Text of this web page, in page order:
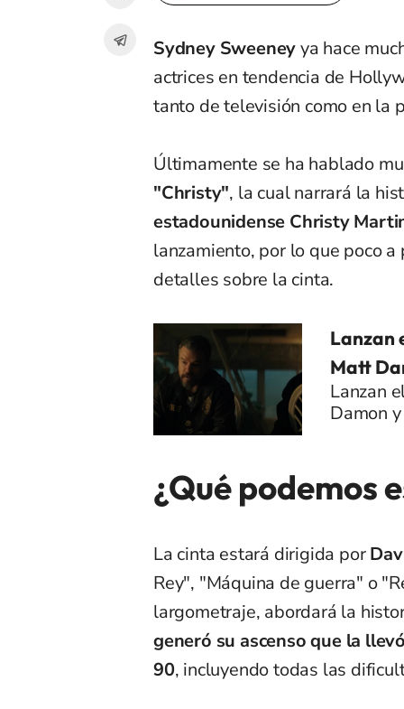
Sydney Sweeneyya hace
actrices en tendencia de
tanto de televisión como en la
Últimamente se ha hablado
"Christy", la cual narrará la
estadounidense Christy
lanzamiento, por lo que poco
detalles sobre la cinta.
Lanzan
Matt
Lanzan
Damon
¿Qué podemos
La cinta estará dirigida por
Rey", "Máquina de guerra" o
largometraje, abordará la
generó su ascenso que la
90, incluyendo todas las